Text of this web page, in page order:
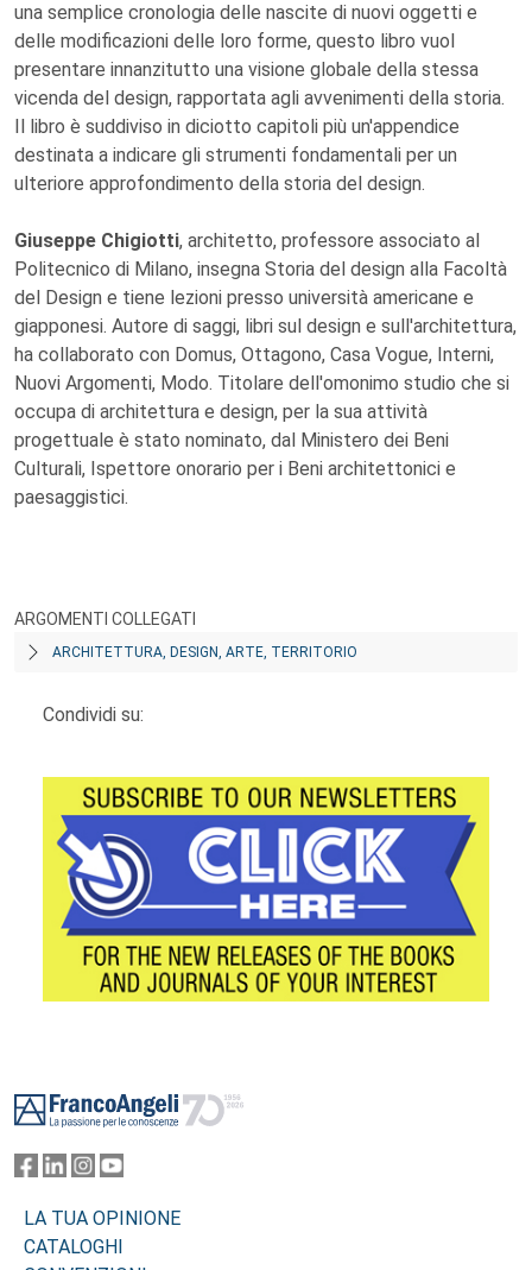
una semplice cronologia delle nascite di nuovi oggetti e
delle modificazioni delle loro forme, questo libro vuol
presentare innanzitutto una visione globale della stessa
vicenda del design, rapportata agli avvenimenti della storia.
Il libro è suddiviso in diciotto capitoli più un'appendice
destinata a indicare gli strumenti fondamentali per un
ulteriore approfondimento della storia del design.
Giuseppe Chigiotti, architetto, professore associato al
Politecnico di Milano, insegna Storia del design alla Facoltà
del Design e tiene lezioni presso università americane e
giapponesi. Autore di saggi, libri sul design e sull'architettura,
ha collaborato con Domus, Ottagono, Casa Vogue, Interni,
Nuovi Argomenti, Modo. Titolare dell'omonimo studio che si
occupa di architettura e design, per la sua attività
progettuale è stato nominato, dal Ministero dei Beni
Culturali, Ispettore onorario per i Beni architettonici e
paesaggistici.
ARGOMENTI COLLEGATI
ARCHITETTURA, DESIGN, ARTE, TERRITORIO
Condividi su:
LA TUA OPINIONE
CATALOGHI